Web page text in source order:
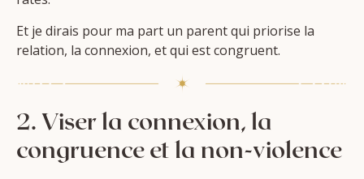
Et je dirais pour ma part un parent qui priorise la
relation, la connexion, et qui est congruent.
2. Viser la connexion, la
congruence et la non-violence